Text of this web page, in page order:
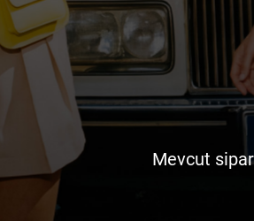
Mevcut